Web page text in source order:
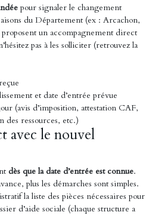
pour signaler le changement
du Département (ex : Arcachon,
un accompagnement direct
pas à les solliciter (retrouvez la
et date d’entrée prévue
(avis d’imposition, attestation CAF,
des ressources, etc.)
avec le nouvel
dès que la date d’entrée est connue.
plus les démarches sont simples.
la liste des pièces nécessaires pour
d’aide sociale (chaque structure a